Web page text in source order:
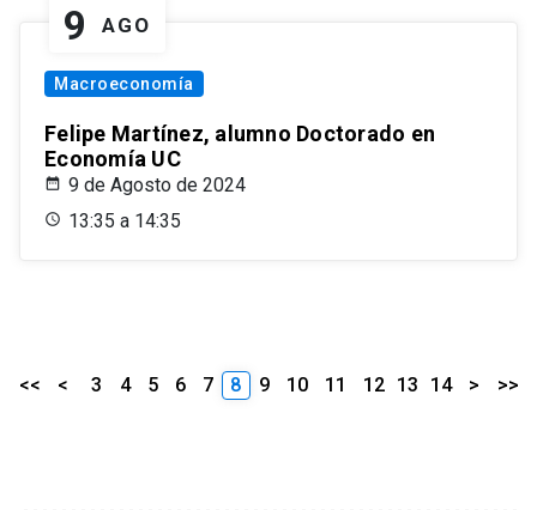
9 AGO
Macroeconomía
Felipe Martínez, alumno Doctorado en
Economía UC
9 de Agosto de 2024
13:35 a 14:35
<< < 3 4 5 6 7 8 9 10 11 12 13 14 > >>